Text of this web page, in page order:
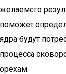
желаемого
поможет
ядра будут
процесса
орехам.